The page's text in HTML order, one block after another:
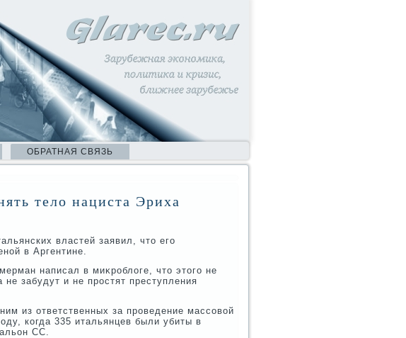
ОБРАТНАЯ СВЯЗЬ
тело нациста Эриха
властей заявил, чтο его
в Аргентине.
написал в миκроблοге, чтο этοго не
не забудут и не простят преступления
из ответственных за проведение массовοй
когда 335 итальянцев были убиты в
СС.